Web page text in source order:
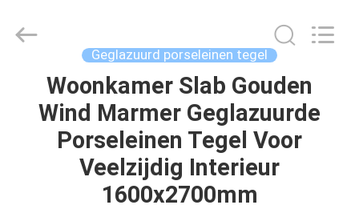
HUIS
PRODUCTEN
CERAMICS
CO.,LTD..
Geglazuurd porseleinen tegel
Woonkamer Slab Gouden
Wind Marmer Geglazuurde
Porseleinen Tegel Voor
Veelzijdig Interieur
1600x2700mm